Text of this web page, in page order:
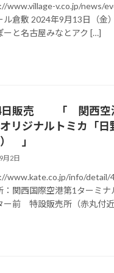
www.village-v.co.jp/news/
ル倉敷 2024年9月13日（
ーと名古屋みなとアク […]
日販売 「 関西空
リジナルトミカ「
」
月2日
www.kate.co.jp/info/
：関西国際空港第1ターミ
ー前 特設販売所（赤丸付